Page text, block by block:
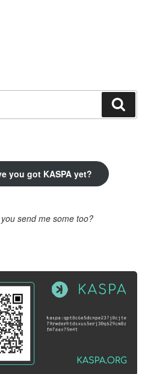
you got KASPA yet?
you send me some too?